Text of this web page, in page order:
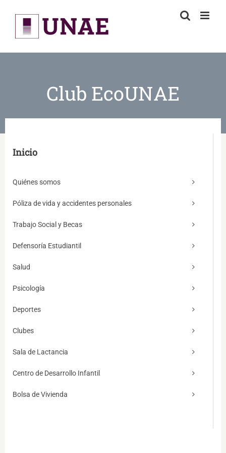
content
Club EcoUNAE
Inicio
Quiénes somos
Póliza de vida y accidentes personales
Trabajo Social y Becas
Defensoría Estudiantil
Salud
Psicología
Deportes
Clubes
Sala de Lactancia
Centro de Desarrollo Infantil
Bolsa de Vivienda